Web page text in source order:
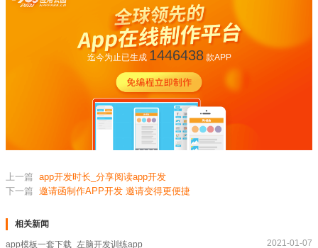
迄今为止已生成 1446438款APP
上一篇 app开发时长_分享阅读app开发
下一篇 邀请函制作APP开发 邀请变得更便捷
相关新闻
app模板一套下载_左脑开发训练app 2021-01-07